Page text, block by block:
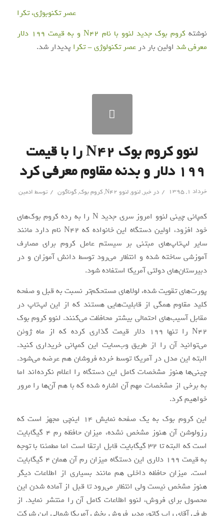
عصر تکنوبوژی، تکرا
نوشته
کروم بوک جدید لنوو با نام N42 و به قیمت ۱۹۹ دلار
معرفی شداولین بار در عصر تکنولوژی - تکرا پدیدار شد.
لنوو کروم بوک N42 را با قیمت
۱۹۹ دلار و بدنه مقاوم معرفی کرد
خرداد ۱, ۱۳۹۵ / درخبر,لنوو,لنوو N42 ,کروم بوک,گوناگون / توسط ادمین
کمپانی چینی لنوو امروز سری جدید N را به رده کروم بوک‌های
خود افزود، اولین دستگاه این خانواده که N42 نام دارد مانند
سایر لپ‌تاپ‌های مبتنی بر سیستم عامل کروم برای مصارف
آموزشی ساخته شده و انتظار می‌رود توسط دانش آموزان و در
دبیرستان‌های دولتی آمریکا استفاده شود.
پورت‌های تقویت شده، لولاهای مستحکم‌تر نسبت به قبل و صفحه
کلید مقاوم همگی از قابلیت‌هایی هستند که از این لپ‌تاپ در
مقابل آسیب‌های احتمالی بیشتر محافظت می‌کنند. لنوو کروم بوک
N42 را تنها ۱۹۹ دلار قیمت گذاری کرده که از ماه ژوئن
می‌توانید آن را از طریق وب‌سایت این‌ کمپانی خریداری کنید.
البته این مدل در آمریکا توسط خرده فروشان هم عرضه می‌شود.
چینی‌ها هنوز مشخصات کامل این دستگاه را اعلام نکرده‌اند اما
به برخی از مشخصات مهم آن اشاره شده که با هم آن‌ها را مرور
خواهیم کرد.
این کروم بوک به یک صفحه نمایش ۱۴ اینچی مجهز است که
رزولوشن آن هنوز مشخص نشده، میزان حافظه رم ۴ گیگابایت
است که البته تا ۳۲ گیگابایت قابل ارتقا است اما مطمئنا با توجه
به قیمت ۱۹۹ دلاری این دستگاه میزان رم آن همان ۴ گیگابایت
است. میزان حافظه داخلی هم مانند بسیاری از اطلاعات دیگر
هنوز مشخص نیست ولی انتظار می‌رود تا قبل از آماده شدن این
محصول برای فروش، لنوو اطلاعات کامل آن را منتشر نماید. از